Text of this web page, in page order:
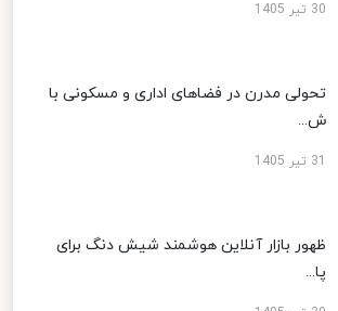
30 تیر 1405
تحولی مدرن در فضاهای اداری و مسکونی با
ش...
ظهور بازار آنلاین هوشمند شیش دنگ برای
پا...